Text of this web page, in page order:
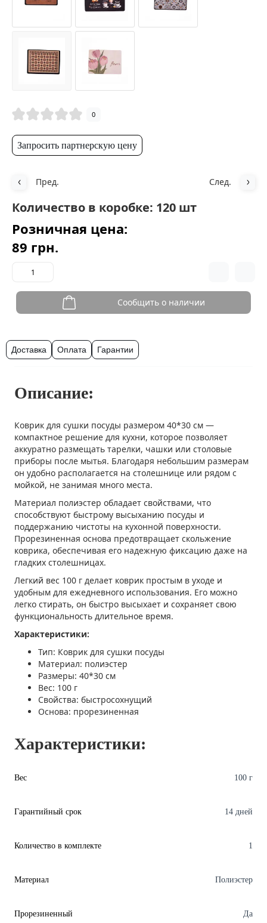
0
Запросить партнерскую цену
Пред. След.
Количество в коробке: 120 шт
Розничная цена:
89 грн.
Сообщить о наличии
Доставка Оплата Гарантии
Описание:
Коврик для сушки посуды размером 40*30 см —
компактное решение для кухни, которое позволяет
аккуратно размещать тарелки, чашки или столовые
приборы после мытья. Благодаря небольшим размерам
он удобно располагается на столешнице или рядом с
мойкой, не занимая много места.
Материал полиэстер обладает свойствами, что
способствуют быстрому высыханию посуды и
поддержанию чистоты на кухонной поверхности.
Прорезиненная основа предотвращает скольжение
коврика, обеспечивая его надежную фиксацию даже на
гладких столешницах.
Легкий вес 100 г делает коврик простым в уходе и
удобным для ежедневного использования. Его можно
легко стирать, он быстро высыхает и сохраняет свою
функциональность длительное время.
Характеристики:
Тип: Коврик для сушки посуды
Материал: полиэстер
Размеры: 40*30 см
Вес: 100 г
Свойства: быстросохнущий
Основа: прорезиненная
Характеристики:
Вес 100 г
Гарантийный срок 14 дней
Количество в комплекте 1
Материал Полиэстер
Прорезиненный Да